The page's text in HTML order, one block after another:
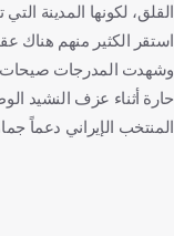
القلق، لكونها المدينة
استقر الكثير منهم هناك عقب
وشهدت المدرجات صيحات
حارة أثناء عزف النشيد
المنتخب الإيراني دعماً